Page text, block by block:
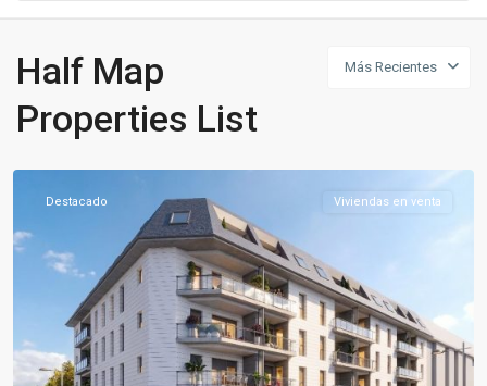
Más Recientes
Half Map
Properties List
Destacado Viviendas en venta